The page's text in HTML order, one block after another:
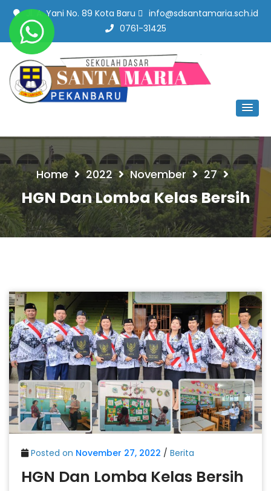
Jl. A. Yani No. 89 Kota Baru
info@sdsantamaria.sch.id
0761-31425
SD Santa Maria Pekanbaru
Home 2022 November 27
HGN Dan Lomba Kelas Bersih
Posted on November 27, 2022 / Berita
HGN Dan Lomba Kelas Bersih